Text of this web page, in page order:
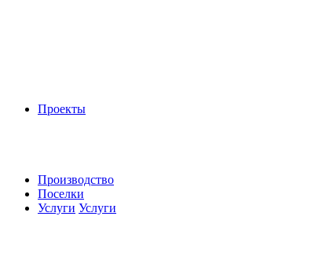
Проекты
Производство
Поселки
Услуги Услуги